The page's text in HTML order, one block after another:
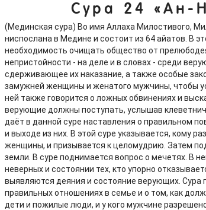
Сура 24 «Ан-
(Мединская сура) Во имя Аллаха Милостивого,
ниспослана в Медине и состоит из 64 айатов. В
необходимость очищать общество от
непристойности - на деле и в словах - среди
сдерживающее их наказание, а также особые
замужней женщины и женатого мужчины, чтобы
ней также говорится о ложных обвинениях и
верующие должны поступать, услышав
даёт в данной суре наставления о правильном
и выходе из них. В этой суре указывается, кому
женщины, и призывается к целомудрию. Затем
земли. В суре поднимается вопрос о мечетях. В
неверных и состоянии тех, кто упорно
выявляются деяния и состояние верующих. Сура
правильных отношениях в семье и о том, как
дети и пожилые люди, и у кого мужчине